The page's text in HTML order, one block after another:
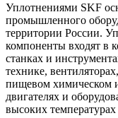
Уплотнениями SKF
промышленного
территории России.
компоненты входят в
станках и
технике,
пищевом химическом
двигателях и
высоких